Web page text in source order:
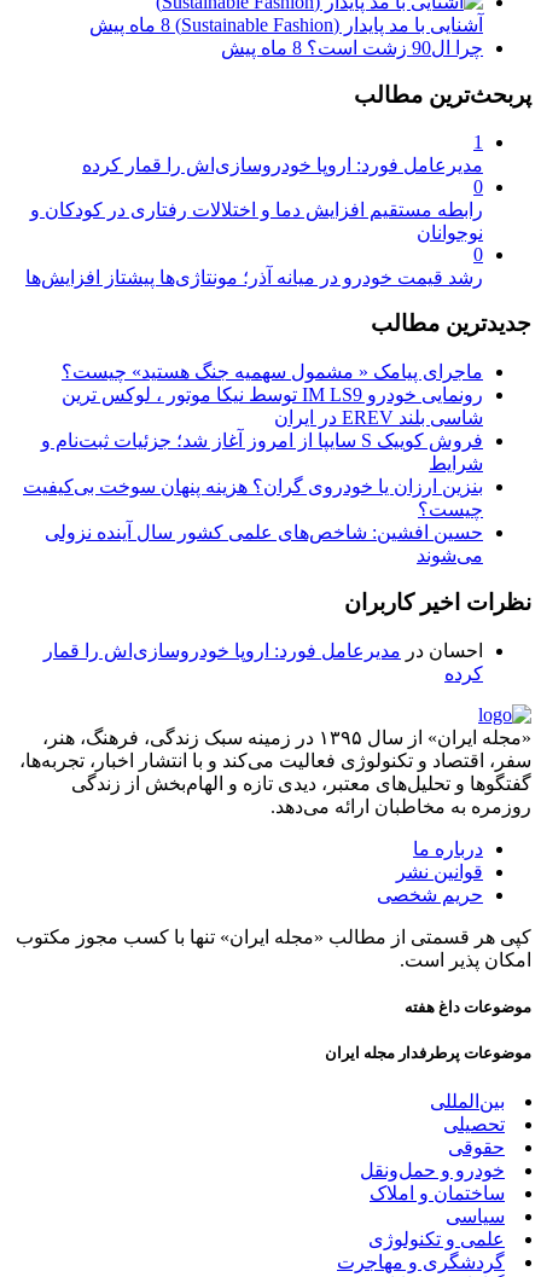
آشنایی با مد پایدار (Sustainable Fashion)
8 ماه پیش
چرا ال90 زشت است؟
8 ماه پیش
پربحث‌ترین مطالب
1
مدیرعامل فورد: اروپا خودروسازی‌اش را قمار کرده
0
رابطه مستقیم افزایش دما و اختلالات رفتاری در کودکان و
نوجوانان
0
رشد قیمت خودرو در میانه آذر؛ مونتاژی‌ها پیشتاز افزایش‌ها
جدیدترین مطالب
ماجرای پیامک « مشمول سهمیه جنگ هستید» چیست؟
رونمایی خودرو IM LS9 توسط نیکا موتور ، لوکس ترین
شاسی بلند EREV در ایران
فروش کوییک S سایپا از امروز آغاز شد؛ جزئیات ثبت‌نام و
شرایط
بنزین ارزان یا خودروی گران؟ هزینه پنهان سوخت بی‌کیفیت
چیست؟
حسین افشین: شاخص‌های علمی کشور سال آینده نزولی
می‌شوند
نظرات اخیر کاربران
احسان در مدیرعامل فورد: اروپا خودروسازی‌اش را قمار
کرده
«مجله ایران» از سال ۱۳۹۵ در زمینه سبک زندگی، فرهنگ، هنر،
سفر، اقتصاد و تکنولوژی فعالیت می‌کند و با انتشار اخبار، تجربه‌ها،
گفتگوها و تحلیل‌های معتبر، دیدی تازه و الهام‌بخش از زندگی
روزمره به مخاطبان ارائه می‌دهد.
درباره ما
قوانین نشر
حریم شخصی
کپی هر قسمتی از مطالب «مجله ایران» تنها با کسب مجوز مکتوب
امکان پذیر است.
موضوعات داغ هفته
موضوعات پرطرفدار مجله ایران
بین‌المللی
تحصیلی
حقوقی
خودرو و حمل‌و‌نقل
ساختمان و املاک
سیاسی
علمی و تکنولوژی
گردشگری و مهاجرت